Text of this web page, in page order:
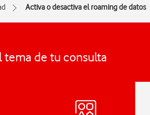
Activa o desactiva el roaming de datos
tema de tu consulta